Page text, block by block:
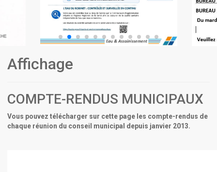
Affichage
COMPTE-RENDUS MUNICIPAUX
Vous pouvez télécharger sur cette page les compte-rendus de
chaque réunion du conseil municipal depuis janvier 2013.